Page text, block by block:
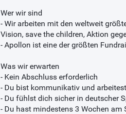
Wer wir sind
- Wir arbeiten mit den weltweit
Vision, save the children, Aktion
- Apollon ist eine der größten
Was wir erwarten
- Kein Abschluss erforderlich
- Du bist kommunikativ und
- Du fühlst dich sicher in deutscher
- Du hast mindestens 3 Wochen am